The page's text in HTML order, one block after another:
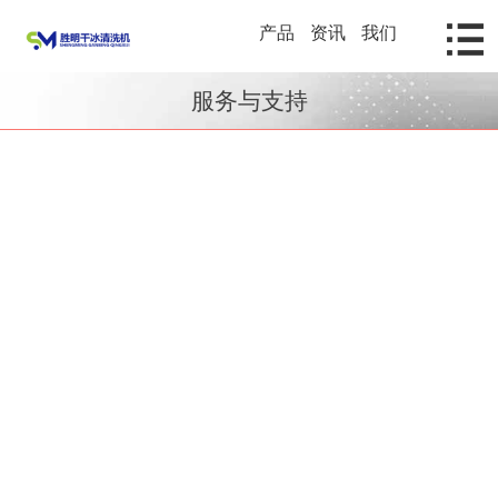
产品 资讯 我们
服务与支持